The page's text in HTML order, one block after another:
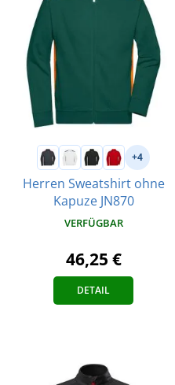
+4
Herren Sweatshirt ohne
Kapuze JN870
VERFÜGBAR
46,25 €
DETAIL